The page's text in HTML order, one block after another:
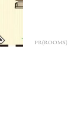
PR(ROOMS)